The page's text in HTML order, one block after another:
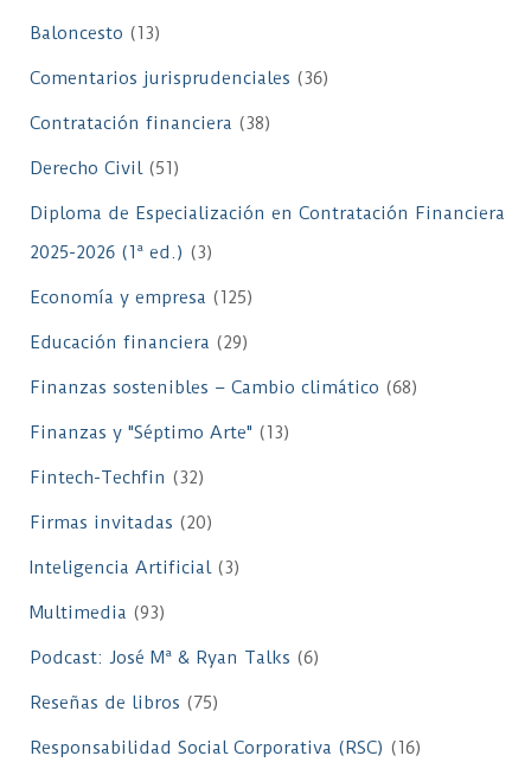
Baloncesto (13)
Comentarios jurisprudenciales (36)
Contratación financiera (38)
Derecho Civil(51)
Diploma de Especialización en Contratación Financiera
2025-2026 (1ª ed.) (3)
Economía y empresa (125)
Educación financiera (29)
Finanzas sostenibles – Cambio climático (68)
Finanzas y "Séptimo Arte" (13)
Fintech-Techfin (32)
Firmas invitadas (20)
Inteligencia Artificial(3)
Multimedia (93)
Podcast: José Mª & Ryan Talks (6)
Reseñas de libros (75)
Responsabilidad Social Corporativa (RSC) (16)